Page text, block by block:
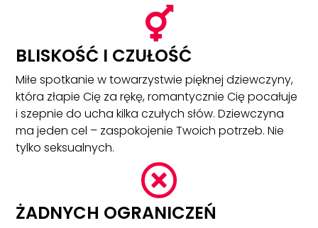

BLISKOŚĆ I CZUŁOŚĆ
Miłe spotkanie w towarzystwie pięknej dziewczyny,
która złapie Cię za rękę, romantycznie Cię pocałuje
i szepnie do ucha kilka czułych słów. Dziewczyna
ma jeden cel – zaspokojenie Twoich potrzeb. Nie
tylko seksualnych.

ŻADNYCH OGRANICZEŃ